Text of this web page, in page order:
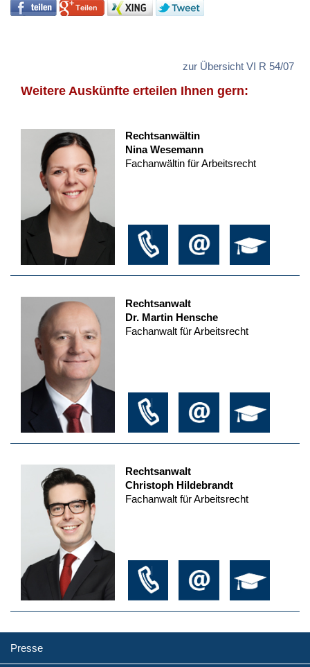
zur Übersicht VI R 54/07
Weitere Auskünfte erteilen Ihnen gern:
Rechtsanwältin
Nina Wesemann
Fachanwältin für Arbeitsrecht
Rechtsanwalt
Dr. Martin Hensche
Fachanwalt für Arbeitsrecht
Rechtsanwalt
Christoph Hildebrandt
Fachanwalt für Arbeitsrecht
Presse